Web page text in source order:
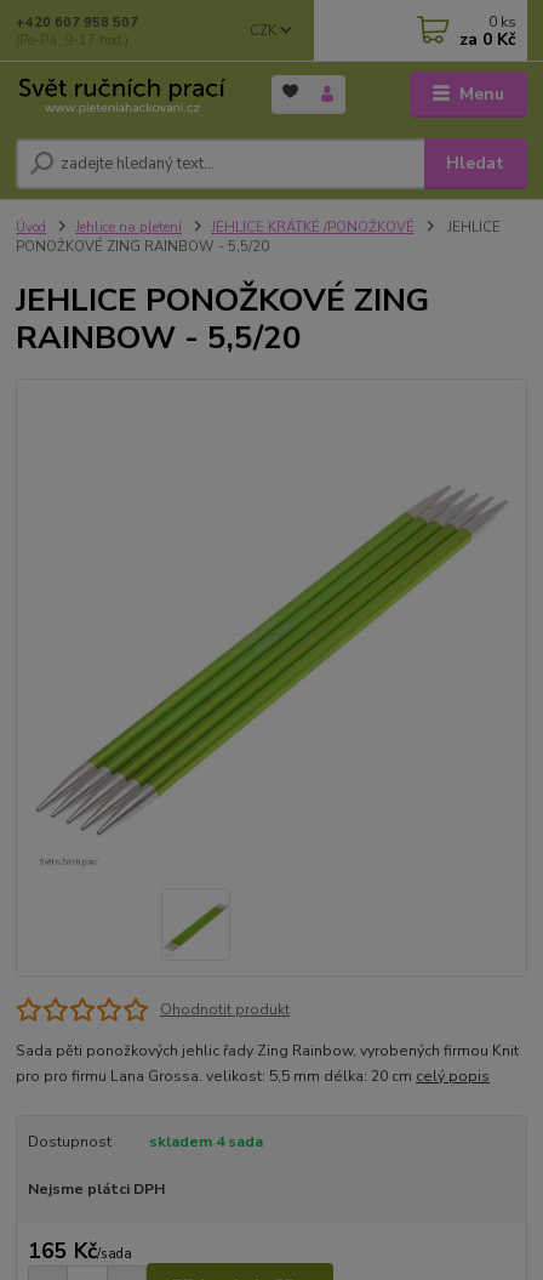
Menu
CZK
Hledat
+420 607 958 507
(Po-Pá, 9-17 hod.)
0 ks
za 0 Kč
Úvod Jehlice na pletení JEHLICE KRÁTKÉ /PONOŽKOVÉ
JEHLICE
PONOŽKOVÉ ZING RAINBOW - 5,5/20
JEHLICE PONOŽKOVÉ ZING
RAINBOW - 5,5/20
Ohodnotit produkt
Sada pěti ponožkových jehlic řady Zing Rainbow, vyrobených firmou Knit
pro pro firmu Lana Grossa. velikost: 5,5 mm délka: 20 cm celý popis
Dostupnost skladem 4 sada
Nejsme plátci DPH
165 Kč/sada